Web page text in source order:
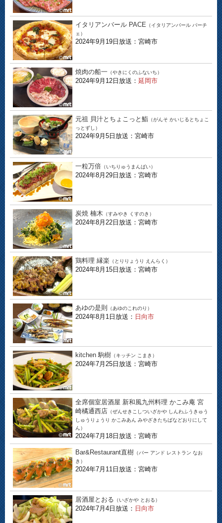
イタリアンバール PACE （イタリアンバール パーチ
ェ）
2024年9月19日放送：宮崎市
焼肉の船一 （やきにくのふないち）
2024年9月12日放送： 延岡市
元祖 貝汁とちょこっと鮨 （がんそ かいじるとちょこ
っとずし）
2024年9月5日放送：宮崎市
一粒万倍 （いちりゅうまんばい）
2024年8月29日放送：宮崎市
炭焼 楠木 （すみやき くすのき）
2024年8月22日放送：宮崎市
鶏料理 縁楽 （とりりょうり えんらく）
2024年8月15日放送：宮崎市
あゆの是則 （あゆのこれのり）
2024年8月1日放送： 日向市
kitchen 駒樹 （キッチン こまき）
2024年7月25日放送：宮崎市
全席個室居酒屋 新和風九州料理 かこみ庵 宮
崎橘通西店 （ぜんせきこしついざかや しんわふうきゅう
しゅうりょうり かこみあん みやざきたちばなどおりにして
ん）
2024年7月18日放送：宮崎市
Bar&Restaurant直樹 （バー アンド レストラン なお
き）
2024年7月11日放送：宮崎市
居酒屋とおる （いざかや とおる）
2024年7月4日放送： 日向市